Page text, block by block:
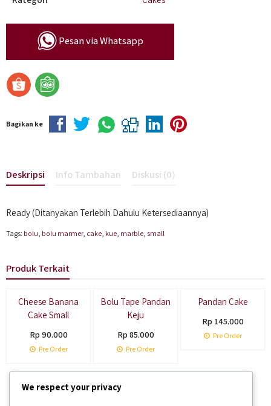
Pesan via Whatsapp
Bagikan ke
Deskripsi Info Tambahan Diskusi (0)
Ready (Ditanyakan Terlebih Dahulu Ketersediaannya)
Tags: bolu bolu marmer, cake kue marble small
Produk Terkait
Cheese Banana
Cake Small
Rp 90.000
Pre Order
Bolu Tape Pandan
Keju
Rp 85.000
Pre Order
Pandan Cake
Rp 145.000
Pre Order
We respect your privacy